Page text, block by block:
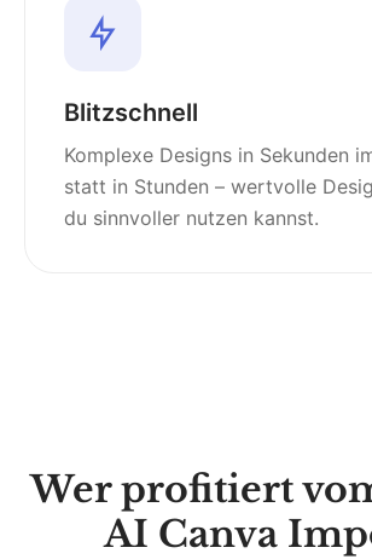
Blitzschnell
Komplexe Designs in Sekunden
statt in Stunden – wertvolle
du sinnvoller nutzen kannst.
Wer profitiert
AI Canva